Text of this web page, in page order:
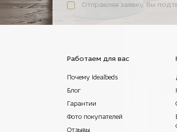
Отправляя заявку, Вы
Работаем для вас
Почему Idealbeds
Блог
Гарантии
Фото покупателей
Отзывы